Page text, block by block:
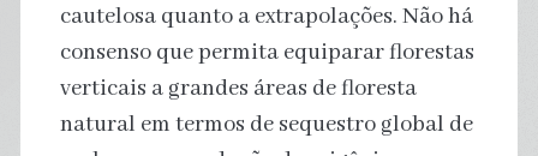
cautelosa quanto a extrapolações. Não há
consenso que permita equiparar florestas
verticais a grandes áreas de floresta
natural em termos de sequestro global de